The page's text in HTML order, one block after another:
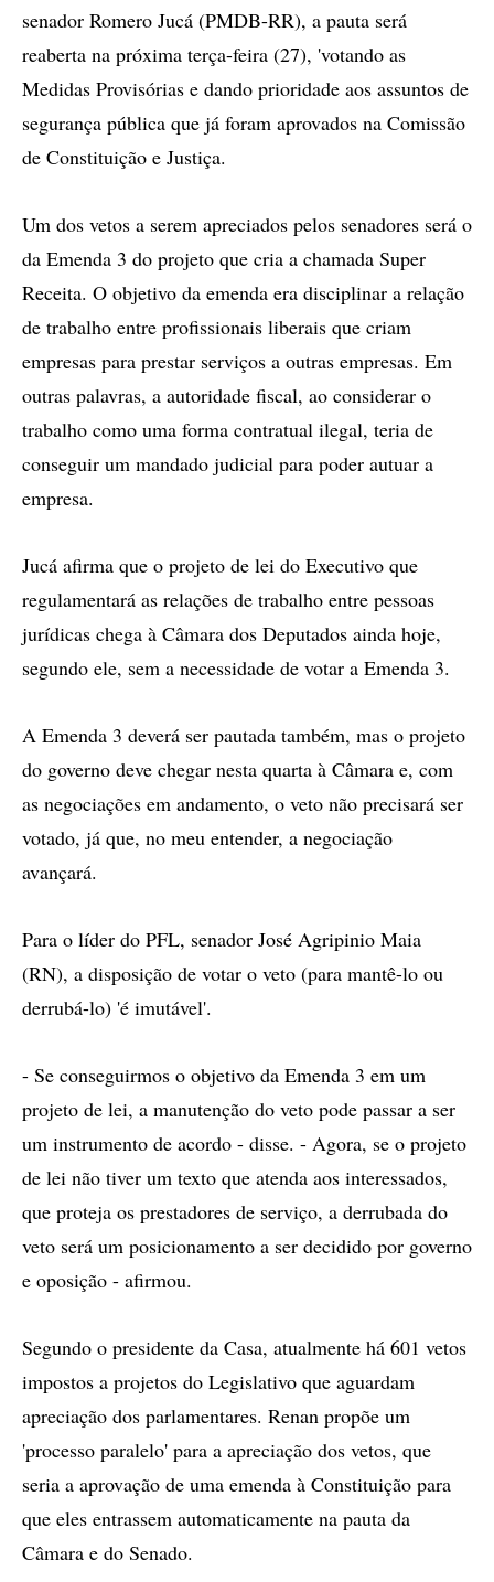
senador Romero Jucá (PMDB-RR), a pauta será
reaberta na próxima terça-feira (27), 'votando as
Medidas Provisórias e dando prioridade aos assuntos de
segurança pública que já foram aprovados na Comissão
de Constituição e Justiça.
Um dos vetos a serem apreciados pelos senadores será o
da Emenda 3 do projeto que cria a chamada Super
Receita. O objetivo da emenda era disciplinar a relação
de trabalho entre profissionais liberais que criam
empresas para prestar serviços a outras empresas. Em
outras palavras, a autoridade fiscal, ao considerar o
trabalho como uma forma contratual ilegal, teria de
conseguir um mandado judicial para poder autuar a
empresa.
Jucá afirma que o projeto de lei do Executivo que
regulamentará as relações de trabalho entre pessoas
jurídicas chega à Câmara dos Deputados ainda hoje,
segundo ele, sem a necessidade de votar a Emenda 3.
A Emenda 3 deverá ser pautada também, mas o projeto
do governo deve chegar nesta quarta à Câmara e, com
as negociações em andamento, o veto não precisará ser
votado, já que, no meu entender, a negociação
avançará.
Para o líder do PFL, senador José Agripinio Maia
(RN), a disposição de votar o veto (para mantê-lo ou
derrubá-lo) 'é imutável'.
- Se conseguirmos o objetivo da Emenda 3 em um
projeto de lei, a manutenção do veto pode passar a ser
um instrumento de acordo - disse. - Agora, se o projeto
de lei não tiver um texto que atenda aos interessados,
que proteja os prestadores de serviço, a derrubada do
veto será um posicionamento a ser decidido por governo
e oposição - afirmou.
Segundo o presidente da Casa, atualmente há 601 vetos
impostos a projetos do Legislativo que aguardam
apreciação dos parlamentares. Renan propõe um
'processo paralelo' para a apreciação dos vetos, que
seria a aprovação de uma emenda à Constituição para
que eles entrassem automaticamente na pauta da
Câmara e do Senado.